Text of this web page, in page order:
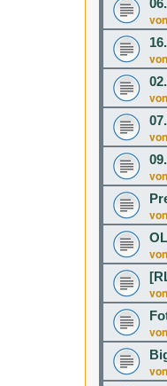
von
von
von
von
von
von
von
von
von
von